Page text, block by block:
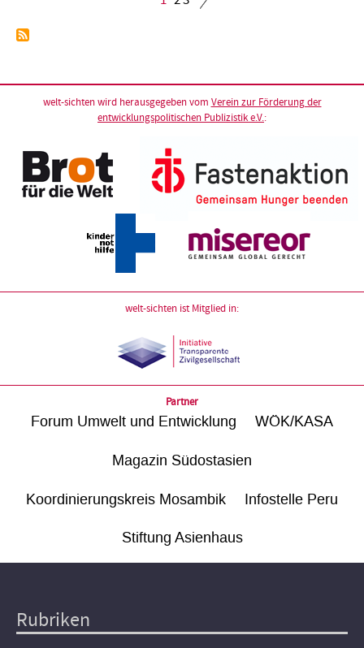
Seitennummerierung
welt-sichten wird herausgegeben vom Verein zur Förderung der
entwicklungspolitischen Publizistik e.V.:
welt-sichten ist Mitglied in:
Partner
Forum Umwelt und Entwicklung WÖK/KASA
Magazin Südostasien
Koordinierungskreis Mosambik Infostelle Peru
Stiftung Asienhaus
Hauptnavigation
Rubriken